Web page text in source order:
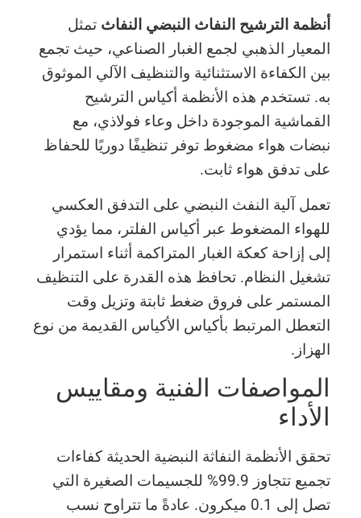
أنظمة الترشيح النفاث النبضي النفاث تمثل
المعيار الذهبي لجمع الغبار الصناعي، حيث تجمع
بين الكفاءة الاستثنائية والتنظيف الآلي الموثوق
به. تستخدم هذه الأنظمة أكياس الترشيح
القماشية الموجودة داخل وعاء فولاذي، مع
نبضات هواء مضغوط توفر تنظيفًا دوريًا للحفاظ
على تدفق هواء ثابت.
تعمل آلية النفث النبضي على التدفق العكسي
للهواء المضغوط عبر أكياس الفلتر، مما يؤدي
إلى إزاحة كعكة الغبار المتراكمة أثناء استمرار
تشغيل النظام. تحافظ هذه القدرة على التنظيف
المستمر على فروق ضغط ثابتة وتزيل وقت
التعطل المرتبط بأكياس الأكياس القديمة من نوع
الهزاز.
المواصفات الفنية ومقاييس
الأداء
تحقق الأنظمة النفاثة النبضية الحديثة كفاءات
تجميع تتجاوز 99.9% للجسيمات الصغيرة التي
تصل إلى 0.1 ميكرون. عادةً ما تتراوح نسب